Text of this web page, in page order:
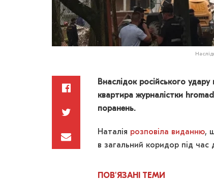
Внаслідок російського
квартира журналістки
поранень.
Наталія розповіла виданню,
в загальний коридор під час
ПОВ'ЯЗАНІ ТЕМИ